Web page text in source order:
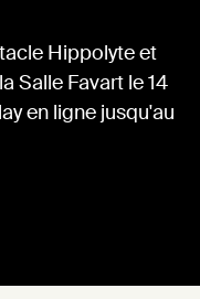
Hippolyte et
Salle Favart le 14
en ligne jusqu'au